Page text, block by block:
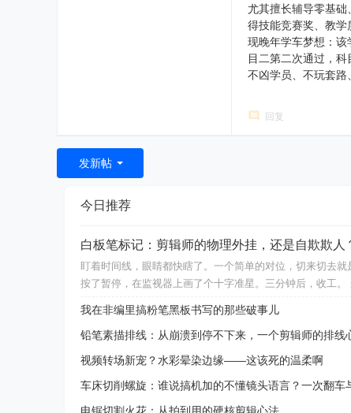
尤其擅长辅导零基
得技能竞赛奖、教
现晚年学车梦想：
目二第二次通过，
不凶学员、不玩套路
回复
发新帖
今日推荐
白板笔标记：剪辑师的物理外挂，还是自欺欺人
盯着时间线，眼睛都快瞎了。一个简单的对位，切来切去
按了暂停，在监视器上画了个十字准星。三分钟后，收工
我在非编里搞粉笔黑板书写的那些破事儿
铅笔素描排线：从崩溃到停不下来，一个剪辑师的排线
视频转场新宠？水彩晕染边缘——这该死的温柔啊
车床切削螺旋：谁说搞机加的不懂镜头语言？一次翻车